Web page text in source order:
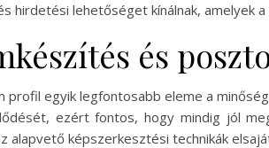
hirdetési lehetőséget kínálnak, amelyek
és
profil egyik legfontosabb eleme a
ezért fontos, hogy mindig jól
alapvető képszerkesztési technikák